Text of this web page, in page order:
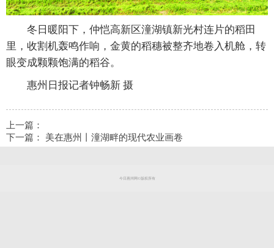
冬日暖阳下，仲恺高新区潼湖镇新光村连片的稻田
里，收割机轰鸣作响，金黄的稻穗被整齐地卷入机舱，转
眼变成颗颗饱满的稻谷。
惠州日报记者钟畅新 摄
上一篇：
下一篇： 美在惠州丨潼湖畔的现代农业画卷
今日惠州网©版权所有